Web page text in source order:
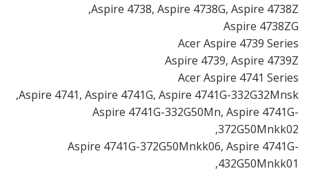
Aspire 4738, Aspire 4738G, Aspire 4738Z,
Aspire 4738ZG
Acer Aspire 4739 Series
Aspire 4739, Aspire 4739Z
Acer Aspire 4741 Series
Aspire 4741, Aspire 4741G, Aspire 4741G-332G32Mnsk,
Aspire 4741G-332G50Mn, Aspire 4741G-
372G50Mnkk02,
Aspire 4741G-372G50Mnkk06, Aspire 4741G-
432G50Mnkk01,